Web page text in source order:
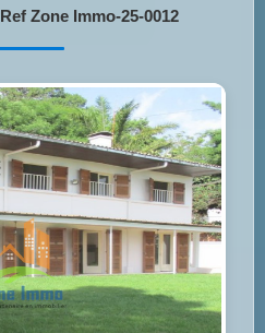
Ref Zone Immo-25-0012